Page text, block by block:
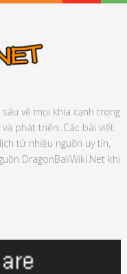
về mọi khía cạnh trong
phát triển. Các bài viết
từ nhiều nguồn uy tín,
DragonBallWiki.Net khi